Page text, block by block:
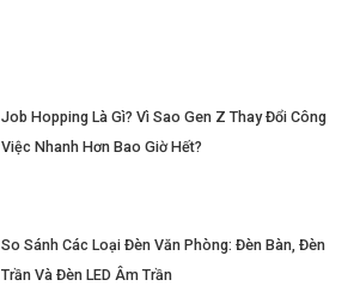
Job Hopping Là Gì? Vì Sao Gen Z Thay Đổi Công
Việc Nhanh Hơn Bao Giờ Hết?
So Sánh Các Loại Đèn Văn Phòng: Đèn Bàn, Đèn
Trần Và Đèn LED Âm Trần